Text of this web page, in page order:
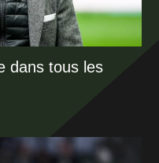
dans tous les